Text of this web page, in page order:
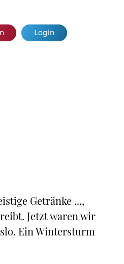
Login
Getränke ...,
Jetzt waren wir
Ein Wintersturm